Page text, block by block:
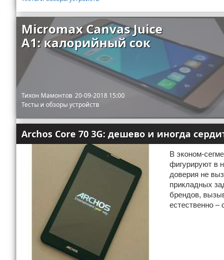
Micromax Canvas Juice
A1: калорийный сок
Тихон Мамонтов 20-09-2018 15:00
Тесты и обзоры устройств
Archos Core 70 3G: дешево и иногда
В эконом-
фигурируют в
доверия не
прикладных
брендов,
естественно –